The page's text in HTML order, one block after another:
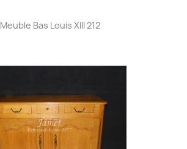
Meuble Bas Louis XIII 212